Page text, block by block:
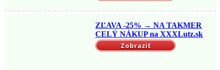
ZĽAVA -25% → NA TAKMER
CELÝ NÁKUP na XXXLutz.sk
Zobraziť